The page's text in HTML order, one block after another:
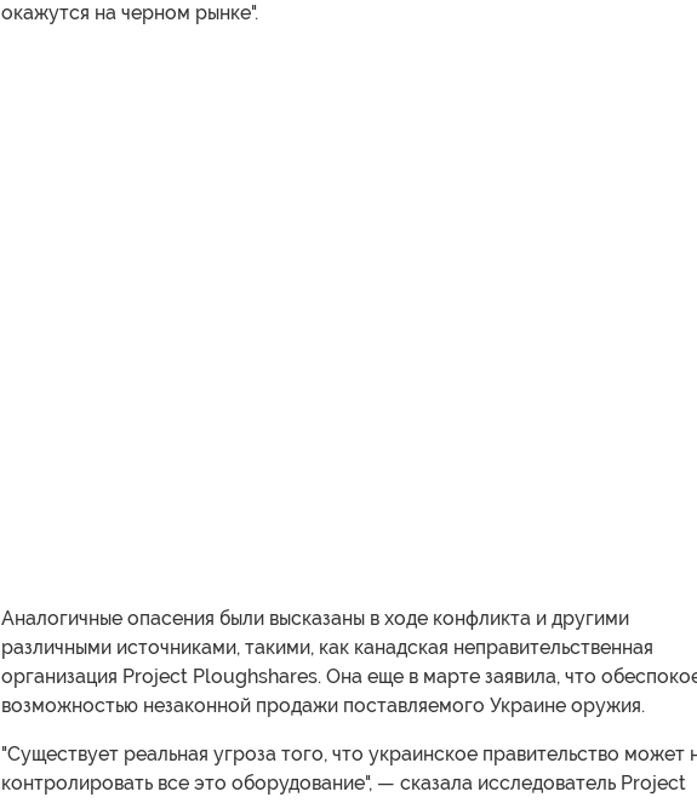
окажутся на черном рынке".
Аналогичные опасения были высказаны в ходе конфликта и другими
различными источниками, такими, как канадская неправительственная
организация Project Ploughshares. Она еще в марте заявила, что
возможностью незаконной продажи поставляемого Украине оружия.
"Существует реальная угроза того, что украинское правительство может
контролировать все это оборудование", — сказала исследователь Project